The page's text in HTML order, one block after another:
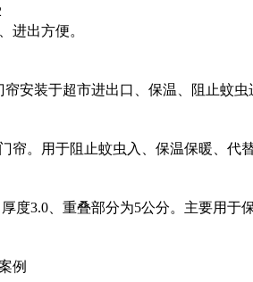
进出方便。
安装于超市进出口、保温、阻止蚊虫
帘。用于阻止蚊虫入、保温保暖、代
度3.0、重叠部分为5公分。主要用于保
例